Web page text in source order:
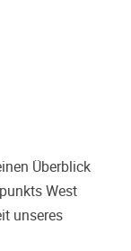
Überblick
West
unseres